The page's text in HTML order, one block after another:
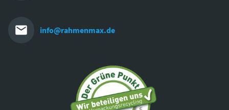
info@rahmenmax.de